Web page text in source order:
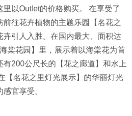
以Outlet的价格购买。 在享受了
往花卉植物的主题乐园【名花之
卉引人入胜。在国内最大、面积达
棠花园】里，展示着以海棠花为首
有200公尺长的【花之廊道】和水上
【名花之里灯光展示】的华丽灯光
官享受。